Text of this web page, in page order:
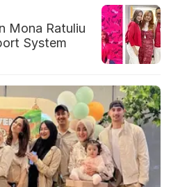
Mona Ratuliu
System